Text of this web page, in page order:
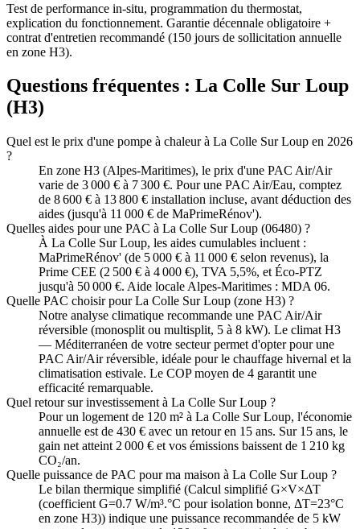
Test de performance in-situ, programmation du thermostat,
explication du fonctionnement. Garantie décennale obligatoire +
contrat d'entretien recommandé (150 jours de sollicitation annuelle
en zone H3).
Questions fréquentes : La Colle Sur Loup
(H3)
Quel est le prix d'une pompe à chaleur à La Colle Sur Loup en 2026
?
En zone H3 (Alpes-Maritimes), le prix d'une PAC Air/Air
varie de 3 000 € à 7 300 €. Pour une PAC Air/Eau, comptez
de 8 600 € à 13 800 € installation incluse, avant déduction des
aides (jusqu'à 11 000 € de MaPrimeRénov').
Quelles aides pour une PAC à La Colle Sur Loup (06480) ?
À La Colle Sur Loup, les aides cumulables incluent :
MaPrimeRénov' (de 5 000 € à 11 000 € selon revenus), la
Prime CEE (2 500 € à 4 000 €), TVA 5,5%, et Éco-PTZ
jusqu'à 50 000 €. Aide locale Alpes-Maritimes : MDA 06.
Quelle PAC choisir pour La Colle Sur Loup (zone H3) ?
Notre analyse climatique recommande une PAC Air/Air
réversible (monosplit ou multisplit, 5 à 8 kW). Le climat H3
— Méditerranéen de votre secteur permet d'opter pour une
PAC Air/Air réversible, idéale pour le chauffage hivernal et la
climatisation estivale. Le COP moyen de 4 garantit une
efficacité remarquable.
Quel retour sur investissement à La Colle Sur Loup ?
Pour un logement de 120 m² à La Colle Sur Loup, l'économie
annuelle est de 430 € avec un retour en 15 ans. Sur 15 ans, le
gain net atteint 2 000 € et vos émissions baissent de 1 210 kg
CO₂/an.
Quelle puissance de PAC pour ma maison à La Colle Sur Loup ?
Le bilan thermique simplifié (Calcul simplifié G×V×ΔT
(coefficient G=0.7 W/m³.°C pour isolation bonne, ΔT=23°C
en zone H3)) indique une puissance recommandée de 5 kW